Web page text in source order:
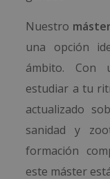
Nuestro
una opción
ámbito. Con
estudiar a tu
actualizado
sanidad y
formación
este máster